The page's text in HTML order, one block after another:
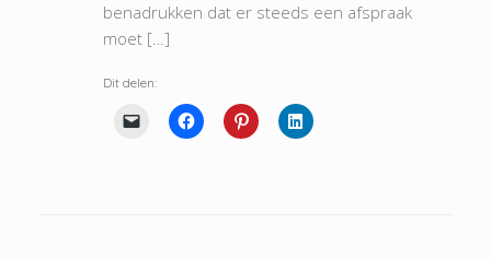
benadrukken dat er steeds een afspraak
moet […]
Dit delen: